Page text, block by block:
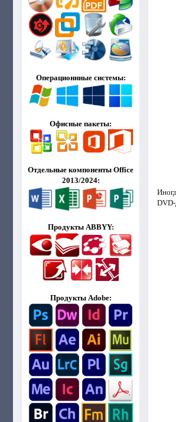
Операционнные системы:
Офисные пакеты:
Отдельные компоненты Office
2013/2024:
Продукты ABBYY:
Продукты Adobe:
DVD-